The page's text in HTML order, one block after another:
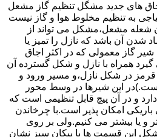
های جدید مشگل تنظیم گاز مشعل
به تنظیم مخلوط هوا و گاز نیست
مشعل،مشکل می تواند از
شدن آن باشد که نازل را تمیز یا
گاز معمولی که در اکثر اجاق
گیرد همراه با نازل و شکل گسترده آن
در شکل نازل،و مسیر ورود و
این شیرها در وسط محور
و در آن پیچ قابل تنظیمی است که
امکان پذیر است.با چرخاندن
و یا بیشتر می کنیم.ولی بر روی
شکل این قسمت ها با پیکان سبز نشان